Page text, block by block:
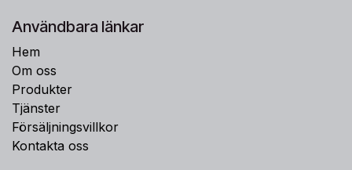
Användbara länkar
Hem
Om oss
Produkter
Tjänster
Försäljningsvillkor
Kontakta oss